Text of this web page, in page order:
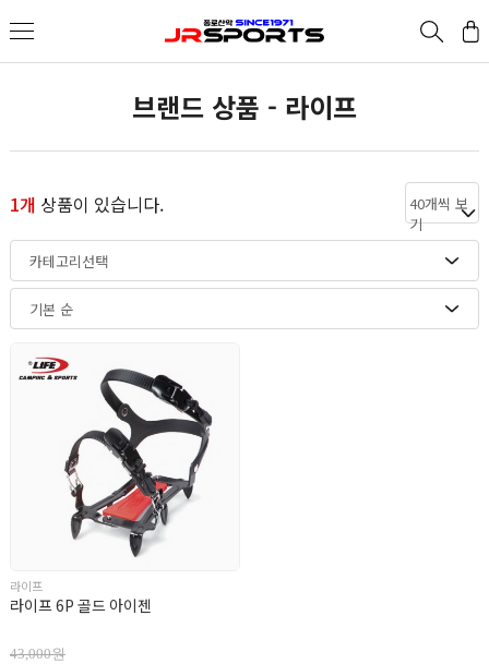
브랜드 상품 - 라이프
1개 상품이 있습니다.
40개씩 보
기
카테고리선택
기본 순
라이프
라이프 6P 골드 아이젠
43,000원